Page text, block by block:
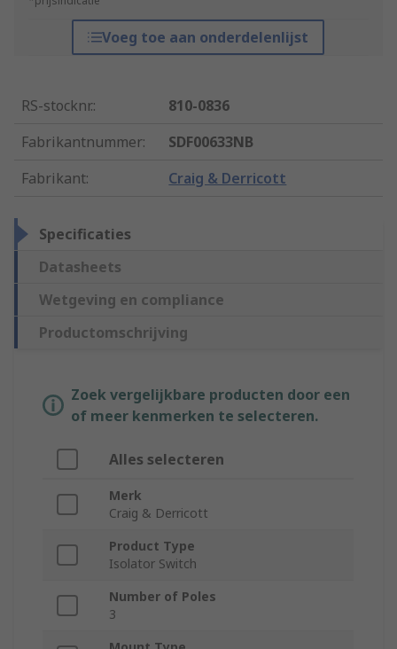
Voeg toe aan onderdelenlijst
RS-stocknr.:
810-0836
Fabrikantnummer:
SDF00633NB
Fabrikant: Craig & Derricott
Specificaties
Datasheets
Wetgeving en compliance
Productomschrijving
Zoek vergelijkbare producten door een
of meer kenmerken te selecteren.
Alles selecteren
Merk
Craig & Derricott
Product Type
Isolator Switch
Number of Poles
3